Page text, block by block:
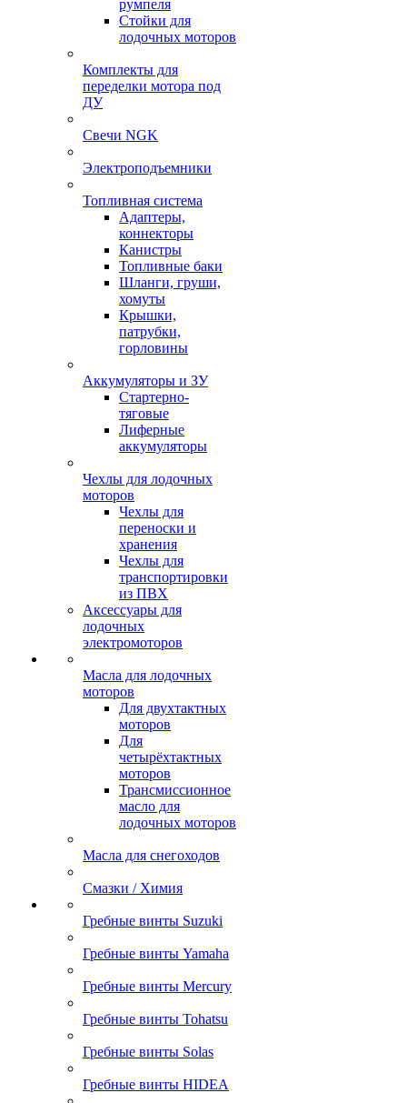
румпеля
Стойки для
лодочных моторов
Комплекты для
переделки мотора под
ДУ
Свечи NGK
Электроподъемники
Топливная система
Адаптеры,
коннекторы
Канистры
Топливные баки
Шланги, груши,
хомуты
Крышки,
патрубки,
горловины
Аккумуляторы и ЗУ
Стартерно-
тяговые
Лиферные
аккумуляторы
Чехлы для лодочных
моторов
Чехлы для
переноски и
хранения
Чехлы для
транспортировки
из ПВХ
Аксессуары для
лодочных
электромоторов
Масла для лодочных
моторов
Для двухтактных
моторов
Для
четырёхтактных
моторов
Трансмиссионное
масло для
лодочных моторов
Масла для снегоходов
Смазки / Химия
Гребные винты Suzuki
Гребные винты Yamaha
Гребные винты Mercury
Гребные винты Tohatsu
Гребные винты Solas
Гребные винты HIDEA